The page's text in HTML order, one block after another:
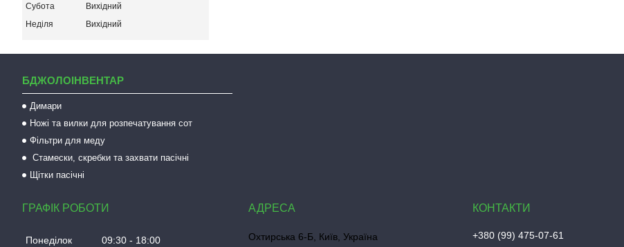
Субота
Вихідний
Неділя
Вихідний
БДЖОЛОІНВЕНТАР
Димари
Ножі та вилки для розпечатування сот
Фільтри для меду
Стамески, скребки та захвати пасічні
Щітки пасічні
ГРАФІК РОБОТИ
Понеділок 09:30
18:00
Охтирська 6-Б, Київ, Україна
+380 (99) 475-07-61